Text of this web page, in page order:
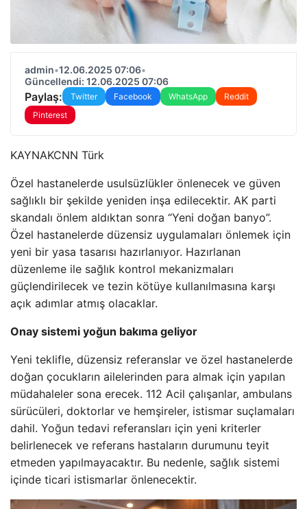
admin•12.06.2025 07:06•
Güncellendi: 12.06.2025 07:06
Paylaş: Twitter Facebook WhatsApp
Reddit
Pinterest
KAYNAKCNN Türk
Özel hastanelerde usulsüzlükler önlenecek ve güven
sağlıklı bir şekilde yeniden inşa edilecektir. AK parti
skandalı önlem aldıktan sonra “Yeni doğan banyo”.
Özel hastanelerde düzensiz uygulamaları önlemek için
yeni bir yasa tasarısı hazırlanıyor. Hazırlanan
düzenleme ile sağlık kontrol mekanizmaları
güçlendirilecek ve tezin kötüye kullanılmasına karşı
açık adımlar atmış olacaklar.
Onay sistemi yoğun bakıma geliyor
Yeni teklifle, düzensiz referanslar ve özel hastanelerde
doğan çocukların ailelerinden para almak için yapılan
müdahaleler sona erecek. 112 Acil çalışanlar, ambulans
sürücüleri, doktorlar ve hemşireler, istismar suçlamaları
dahil. Yoğun tedavi referansları için yeni kriterler
belirlenecek ve referans hastaların durumunu teyit
etmeden yapılmayacaktır. Bu nedenle, sağlık sistemi
içinde ticari istismarlar önlenecektir.